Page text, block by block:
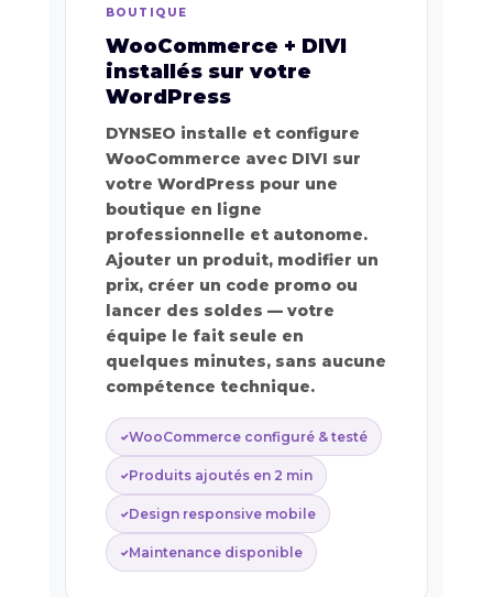
BOUTIQUE
WooCommerce + DIVI
installés sur votre
WordPress
DYNSEO installe et configure
WooCommerce avec DIVI sur
votre WordPress pour une
boutique en ligne
professionnelle et autonome.
Ajouter un produit, modifier un
prix, créer un code promo ou
lancer des soldes — votre
équipe le fait seule en
quelques minutes, sans aucune
compétence technique.
WooCommerce configuré & testé
Produits ajoutés en 2 min
Design responsive mobile
Maintenance disponible